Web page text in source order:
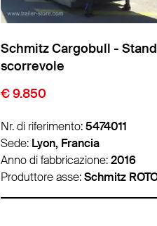
Schmitz Cargobull -
scorrevole
€ 18.500
Nr. di riferimento:5465418
Sede: Lille, Francia
Anno di fabbricazione:2020
Produttore asse:Schmitz